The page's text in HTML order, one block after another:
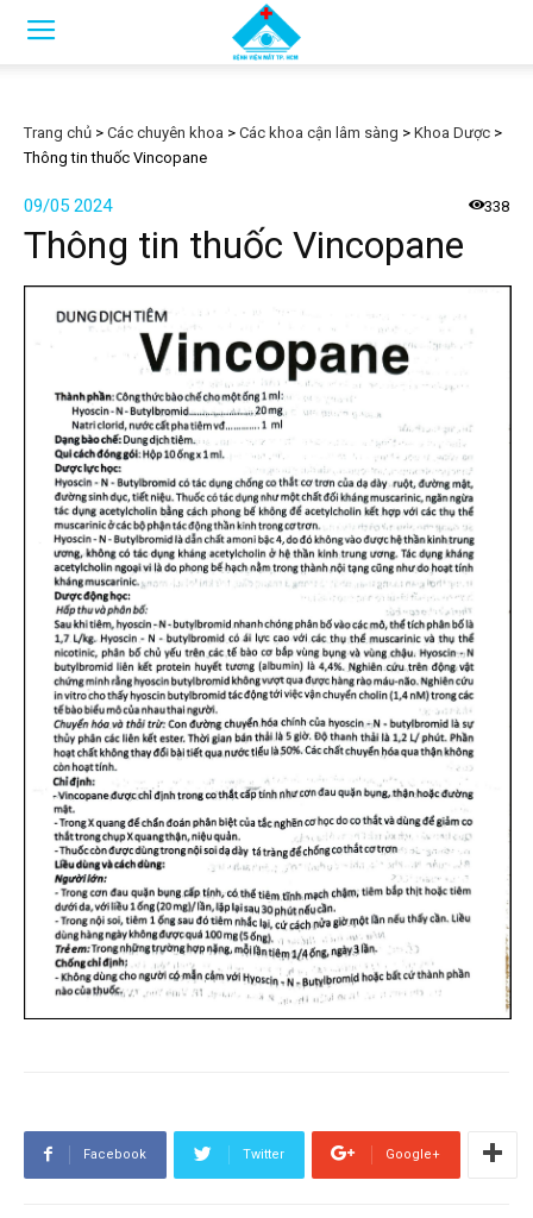
Trang chủ > Các chuyên khoa > Các khoa cận lâm sàng > Khoa Dược >
Thông tin thuốc Vincopane
09/05 2024 338
Thông tin thuốc Vincopane
Facebook Twitter Google+